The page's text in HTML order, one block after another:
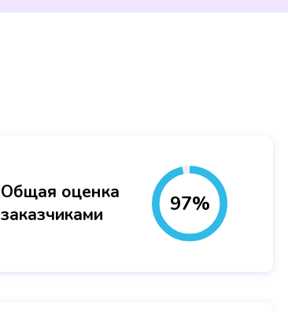
Общая оценка
заказчиками
97%